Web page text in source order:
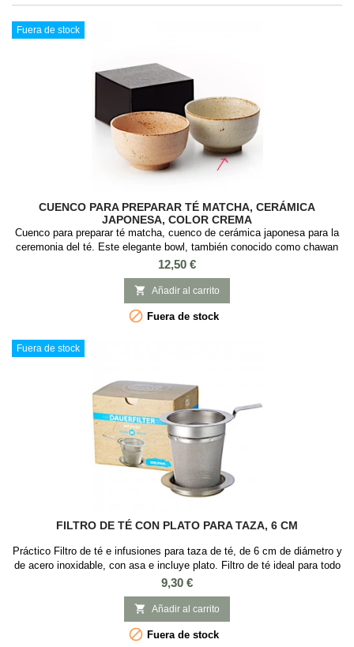
Fuera de stock
CUENCO PARA PREPARAR TÉ MATCHA, CERÁMICA
JAPONESA, COLOR CREMA
Cuenco para preparar té matcha, cuenco de cerámica japonesa para la
ceremonia del té. Este elegante bowl, también conocido como chawan
es ideal para preparar el té matcha y hacer la tradicional ceremonia del
té japonesa. Material: Cerámica Japonesa Capacidad: 300ml Medidas:
7 cm diámetro x 13 cm alto. 2 Modelos. Contenido: Cuenco de
cerámica japonesa para...
Precio
12,50 €
 Añadir al carrito
 Fuera de stock
Fuera de stock
FILTRO DE TÉ CON PLATO PARA TAZA, 6 CM
Práctico Filtro de té e infusiones para taza de té, de 6 cm de diámetro y
de acero inoxidable, con asa e incluye plato. Filtro de té ideal para todo
tipo de tazas. Es un utensilio básico para iniciarse en el mundo del té
ya que se puede usar con cualquier baso o taza para el té o infusión.
Es ideal para té e infusiones, que requieran que sus hojas o...
Precio
9,30 €
 Añadir al carrito
 Fuera de stock